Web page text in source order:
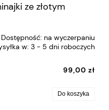
ze złotym
Dostępność: na wyczerpaniu
w: 3 - 5 dni roboczych
99,00 zł
Do koszyka